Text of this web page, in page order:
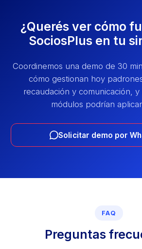
¿Querés ver cómo
SociosPlus en tu
Coordinemos una demo de 30
cómo gestionan hoy
recaudación y comunicación,
módulos podrían
Solicitar demo por
FAQ
Preguntas